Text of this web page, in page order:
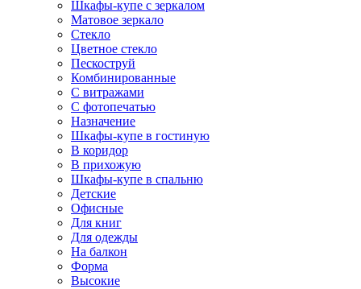
Шкафы-купе с зеркалом
Матовое зеркало
Стекло
Цветное стекло
Пескоструй
Комбинированные
С витражами
С фотопечатью
Назначение
Шкафы-купе в гостиную
В коридор
В прихожую
Шкафы-купе в спальню
Детские
Офисные
Для книг
Для одежды
На балкон
Форма
Высокие